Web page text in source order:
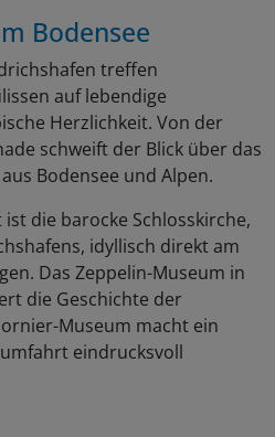
Bodensee
treffen
auf lebendige
Herzlichkeit. Von der
schweift der Blick über das
Bodensee und Alpen.
die barocke Schlosskirche,
idyllisch direkt am
Das Zeppelin-Museum in
die Geschichte der
Museum macht ein
eindrucksvoll